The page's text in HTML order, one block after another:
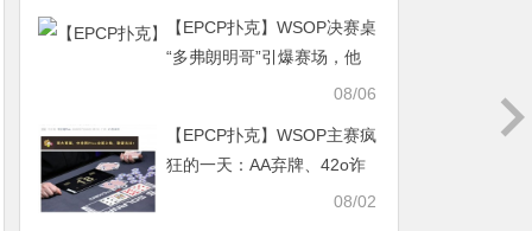
【EPCP扑克】WSOP决赛桌
“多弗朗明哥”引爆赛场，他
从全场垫底打到了冠军争夺
08/06
【EPCP扑克】WSOP主赛疯
狂的一天：AA弃牌、42o诈
唬、QQ弃给TT…全在这了
08/02